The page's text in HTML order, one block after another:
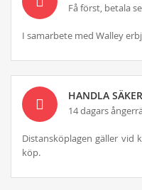
Få först, betala
I samarbete med Walley
HANDLA
14 dagars
Distansköplagen gäller vid
köp.